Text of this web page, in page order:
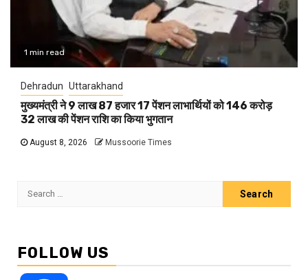
1 min read
Dehradun Uttarakhand
मुख्यमंत्री ने 9 लाख 87 हजार 17 पेंशन लाभार्थियों को 146 करोड़
32 लाख की पेंशन राशि का किया भुगतान
August 8, 2026 Mussoorie Times
Search
FOLLOW US